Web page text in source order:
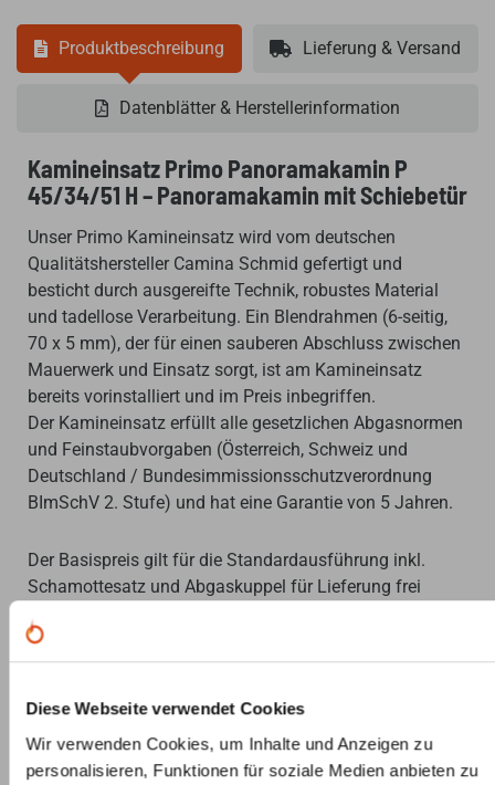
Diese Webseite verwendet Cookies
Wir verwenden Cookies, um Inhalte und Anzeigen zu
personalisieren, Funktionen für soziale Medien anbieten zu
Produktbeschreibung Lieferung & Versand
Datenblätter & Herstellerinformation
Kamineinsatz Primo Panoramakamin P
45/34/51 H – Panoramakamin mit Schiebetür
Unser Primo Kamineinsatz wird vom deutschen
Qualitätshersteller Camina Schmid gefertigt und
besticht durch ausgereifte Technik, robustes Material
und tadellose Verarbeitung. Ein Blendrahmen (6-seitig,
70 x 5 mm), der für einen sauberen Abschluss zwischen
Mauerwerk und Einsatz sorgt, ist am Kamineinsatz
bereits vorinstalliert und im Preis inbegriffen.
Der Kamineinsatz erfüllt alle gesetzlichen Abgasnormen
und Feinstaubvorgaben (Österreich, Schweiz und
Deutschland / Bundesimmissionsschutzverordnung
BImSchV 2. Stufe) und hat eine Garantie von 5 Jahren.
Der Basispreis gilt für die Standardausführung inkl.
Schamottesatz und Abgaskuppel für Lieferung frei
Zubehör können Sie unter „Zubehör“ auswählen. Ein
Schornsteinanschluss mit
ebenfalls dazu gebucht werden. Details dazu finden Sie
weiter unten.